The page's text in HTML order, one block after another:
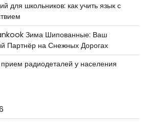
для школьников: как учить язык с
Зима Шипованные: Ваш
Партнёр на Снежных Дорогах
радиодеталей у населения